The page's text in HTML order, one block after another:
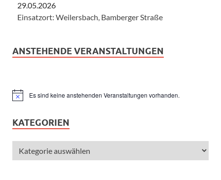
29.05.2026
Einsatzort: Weilersbach, Bamberger Straße
ANSTEHENDE VERANSTALTUNGEN
HinweisEs sind keine anstehenden Veranstaltungen vorhanden.
KATEGORIEN